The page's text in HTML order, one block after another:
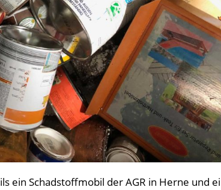
ein Schadstoffmobil der AGR in Herne und